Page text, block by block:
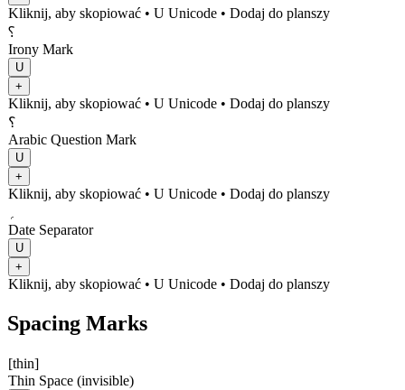
Kliknij, aby skopiować • U Unicode • Dodaj do planszy
⸮
Irony Mark
U
+
Kliknij, aby skopiować • U Unicode • Dodaj do planszy
؟
Arabic Question Mark
U
+
Kliknij, aby skopiować • U Unicode • Dodaj do planszy
Date Separator
U
+
Kliknij, aby skopiować • U Unicode • Dodaj do planszy
Spacing Marks
[thin]
Thin Space (invisible)